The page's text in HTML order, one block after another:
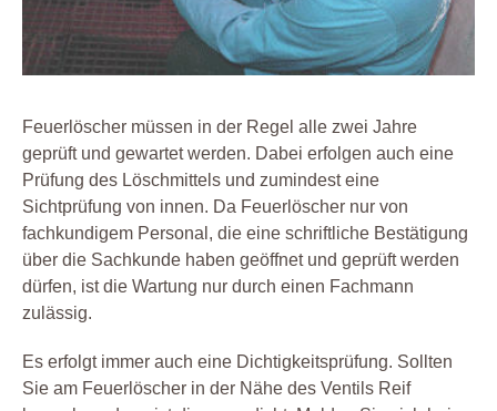
Feuerlöscher müssen in der Regel alle zwei Jahre
geprüft und gewartet werden. Dabei erfolgen auch eine
Prüfung des Löschmittels und zumindest eine
Sichtprüfung von innen. Da Feuerlöscher nur von
fachkundigem Personal, die eine schriftliche Bestätigung
über die Sachkunde haben geöffnet und geprüft werden
dürfen, ist die Wartung nur durch einen Fachmann
zulässig.
Es erfolgt immer auch eine Dichtigkeitsprüfung. Sollten
Sie am Feuerlöscher in der Nähe des Ventils Reif